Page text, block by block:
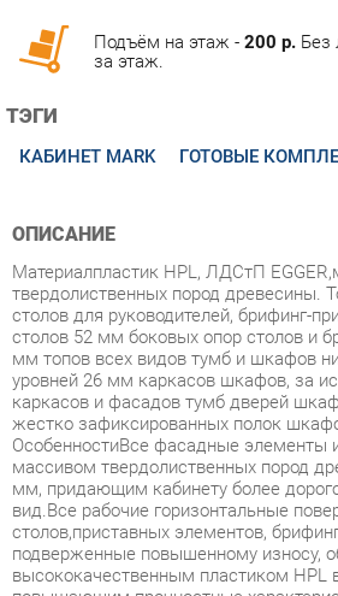
ТЭГИ
ОПИСАНИЕ
твердолиственных пород древесины.
столов 52 мм боковых опор столов и
мм топов всех видов тумб и шкафов
уровней 26 мм каркасов шкафов, за
каркасов и фасадов тумб дверей
жестко зафиксированныx полок
ОсобенностиВсе фасадные элементы
массивом твердолиственных пород
мм, придающим кабинету более дорогой
вид.Все рабочие горизонтальные
столов,приставных элементов, брифинг-
подверженные повышенному износу,
высококачественным пластиком HPL
повышающим прочностные
лицевогопокрытия. Выверенную
ручки, выполненные из массива
на всех видах шкафов и тумб кабинета.